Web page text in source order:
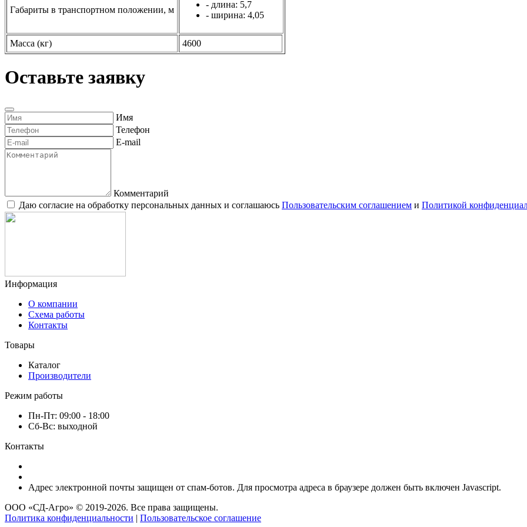
- длина: 5,7
Масса (кг) 4600
Оставьте заявку
Имя
Телефон
Комментарий
Даю согласие на обработку персональных данных и соглашаюсь
О компании
Схема работы
Каталог
Пн-Пт: 09:00 - 18:00
8 (920) 417-17-34
ООО «СД-Агро» © 2019-2026. Все права защищены.